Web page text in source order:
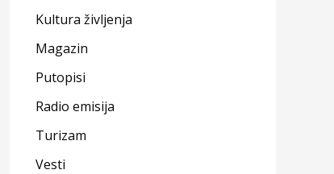
Kultura življenja
Magazin
Putopisi
Radio emisija
Turizam
Vesti